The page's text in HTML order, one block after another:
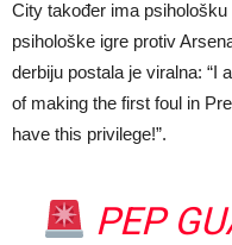
City također ima
psihološke igre protiv
derbiju postala je viralna: “I
of making the first foul in
have this privilege!”.
PEP